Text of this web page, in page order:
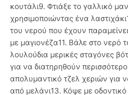
κουτάλι9. Φτιάξε το γαλλικό
χρησιμοποιώντας ένα
του νερού που έχουν
με μαγιονέζα11. Βάλε στο νερό
λουλούδια μερικές σταγόνες
για να διατηρηθούν
απολυμαντικό τζελ χεριών για
από μελάνι13. Κόψε με